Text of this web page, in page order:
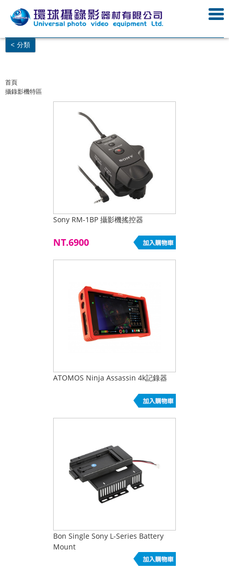
< 分類
首頁
攝錄影機特區
Sony RM-1BP 攝影機搖控器
NT.6900
ATOMOS Ninja Assassin 4k記錄器
Bon Single Sony L-Series Battery
Mount